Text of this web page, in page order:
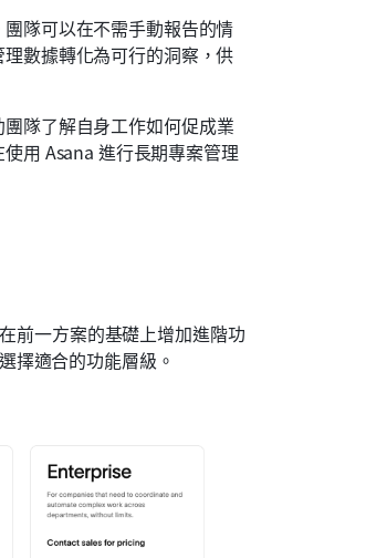
隊可以在不需手動報告的情
數據轉化為可行的洞察，供
隊了解自身工作如何促成業
用 Asana 進行長期專案管理
前一方案的基礎上增加進階功
擇適合的功能層級。